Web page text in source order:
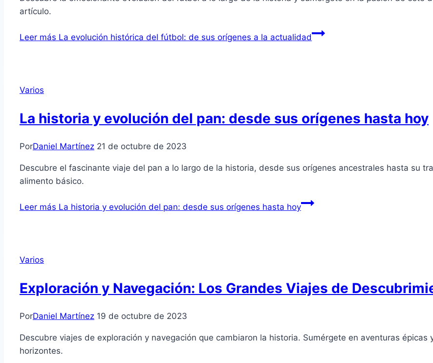
artículo.
Leer más La evolución histórica del fútbol: de sus orígenes a la actualidad
Varios
La historia y evolución del pan: desde sus orígenes hasta hoy
PorDaniel Martínez 21 de octubre de 2023
Descubre el fascinante viaje del pan a lo largo de la historia, desde sus orígenes ancestrales hasta su
alimento básico.
Leer más La historia y evolución del pan: desde sus orígenes hasta hoy
Varios
Exploración y Navegación: Los Grandes Viajes de
PorDaniel Martínez 19 de octubre de 2023
Descubre viajes de exploración y navegación que cambiaron la historia. Sumérgete en aventuras épicas
horizontes.